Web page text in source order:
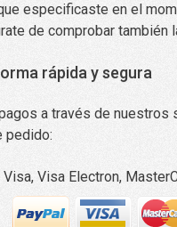
especificaste en el
de comprobar también
rápida y segura
a través de
pedido:
Visa, Visa Electron,